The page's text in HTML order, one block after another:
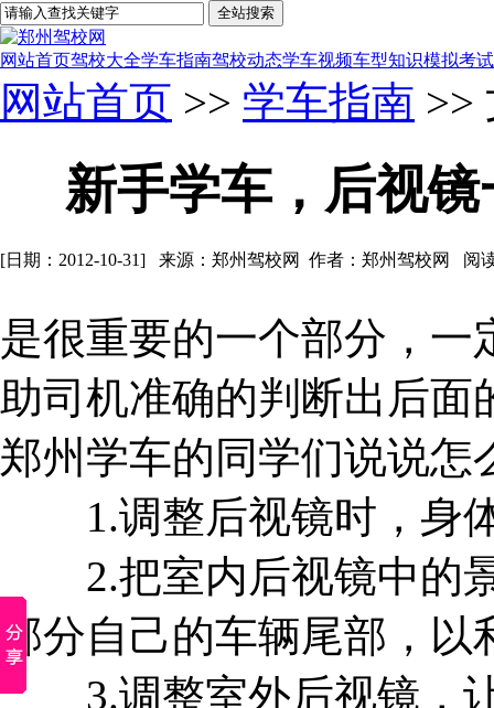
网站首页驾校大全学车指南驾校动态学车视频车型知识模拟考试
网站首页 >> 学车指南 >>
新手学车，后视
[日期：2012-10-31] 来源：郑州驾校网 作者：郑州驾校网 阅
是很重要的一个部分，
助司机准确的判断出后面
郑州学车的同学们说说怎
1.调整后视镜时，身
2.把室内后视镜中的景
部分自己的车辆尾部，
3.调整室外后视镜，让